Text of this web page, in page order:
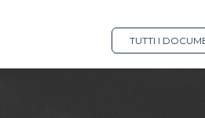
TUTTI I